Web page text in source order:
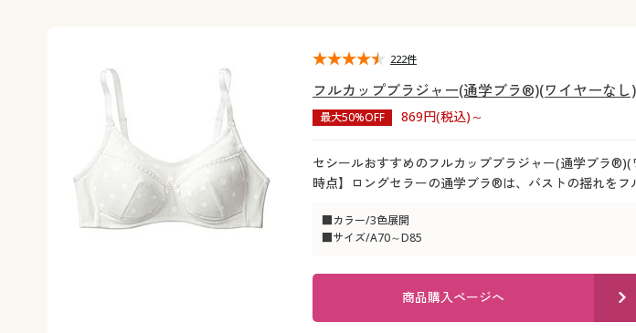
フルカップブラジャー(通学ブラ®)(ワイヤーな
最大50%OFF 869円(税込)～
セシールおすすめのフルカップブラジャー(通学ブラ
時点】ロングセラーの通学ブラ®は、バストの揺れを
■カラー/3色展開
■サイズ/A70～D85
222件
商品購入ページへ